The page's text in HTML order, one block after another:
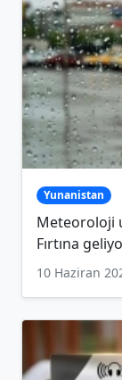
Yunanistan
Meteoroloji
Fırtına
10 Haziran